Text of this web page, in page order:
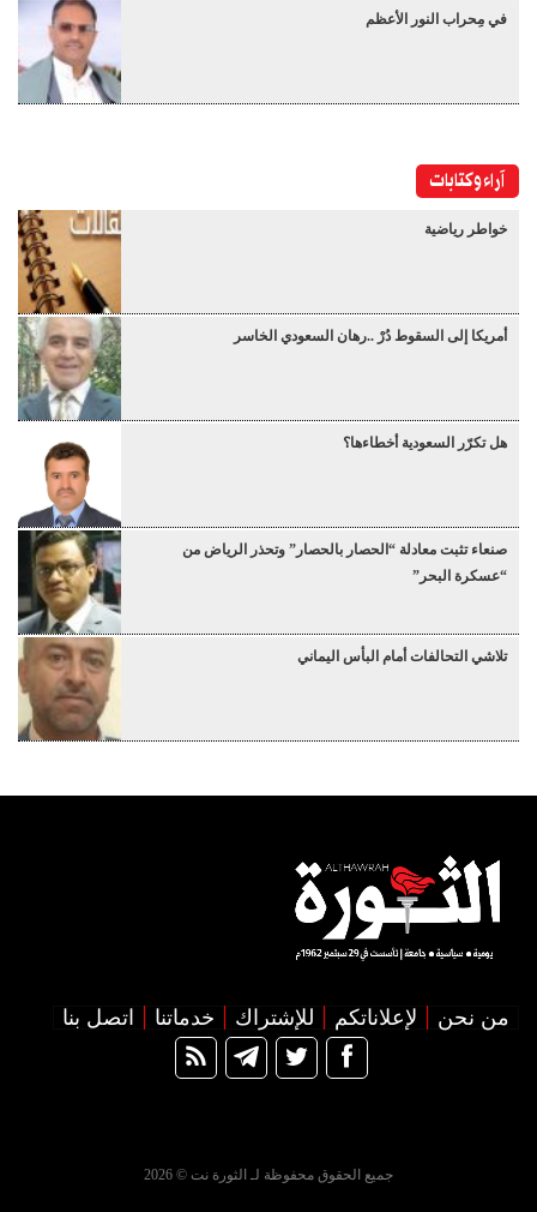
في مِحراب النور الأعظم
آراء وكتابات
خواطر رياضية
أمريكا إلى السقوط دُرْ ..رهان السعودي الخاسر
هل تكرّر السعودية أخطاءها؟
صنعاء تثبت معادلة “الحصار بالحصار” وتحذر الرياض من
“عسكرة البحر”
تلاشي التحالفات أمام البأس اليماني
من نحن لإعلاناتكم للإشتراك خدماتنا اتصل بنا
جميع الحقوق محفوظة لـ الثورة نت © 2026